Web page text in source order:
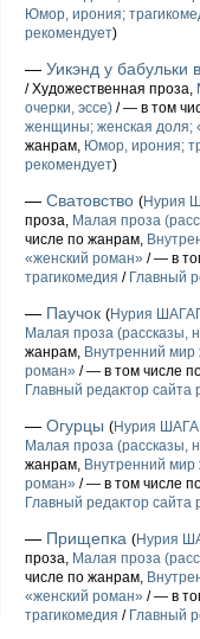
Юмор, ирония;
рекомендует)
— Уикэнд у бабульки
/ Художественная проза,
очерки, эссе) / — в том
женщины; женская доля;
жанрам, Юмор, ирония;
рекомендует)
— Сватовство (Нурия
проза, Малая проза
числе по жанрам,
«женский роман» / — в
трагикомедия / Главный
— Паучок (Нурия
Малая проза (рассказы,
жанрам, Внутренний
роман» / — в том числе
Главный редактор сайта
— Огурцы (Нурия
Малая проза (рассказы,
жанрам, Внутренний
роман» / — в том числе
Главный редактор сайта
— Прищепка (Нурия
проза, Малая проза
числе по жанрам,
«женский роман» / — в
трагикомедия / Главный